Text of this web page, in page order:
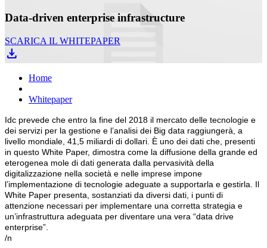
Data-driven enterprise infrastructure
SCARICA IL WHITEPAPER
file_download
Home
Whitepaper
Idc prevede che entro la fine del 2018 il mercato delle tecnologie e
dei servizi per la gestione e l’analisi dei Big data raggiungerà, a
livello mondiale, 41,5 miliardi di dollari. È uno dei dati che, presenti
in questo White Paper, dimostra come la diffusione della grande ed
eterogenea mole di dati generata dalla pervasività della
digitalizzazione nella società e nelle imprese impone
l’implementazione di tecnologie adeguate a supportarla e gestirla. Il
White Paper presenta, sostanziati da diversi dati, i punti di
attenzione necessari per implementare una corretta strategia e
un’infrastruttura adeguata per diventare una vera “data drive
enterprise”.
/n